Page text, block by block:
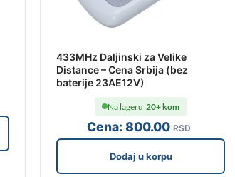
433MHz Daljinski za Velike
Distance – Cena Srbija (bez
baterije 23AE12V)
Cena:800.00 RSD
Na lageru 20+ kom
Dodaj u korpu